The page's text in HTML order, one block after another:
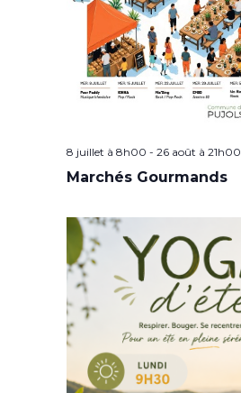
8 juillet à 8h00 - 26 août à 21h00
Marchés Gourmands